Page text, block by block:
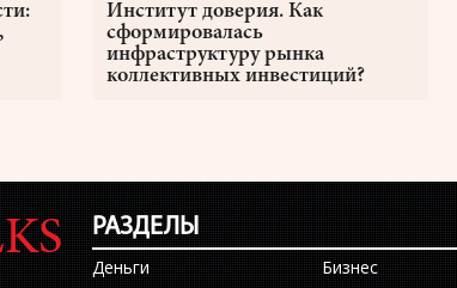
Институт доверия. Как
сформировалась
инфраструктуру рынка
коллективных инвестиций?
РАЗДЕЛЫ
Деньги
Бизнес